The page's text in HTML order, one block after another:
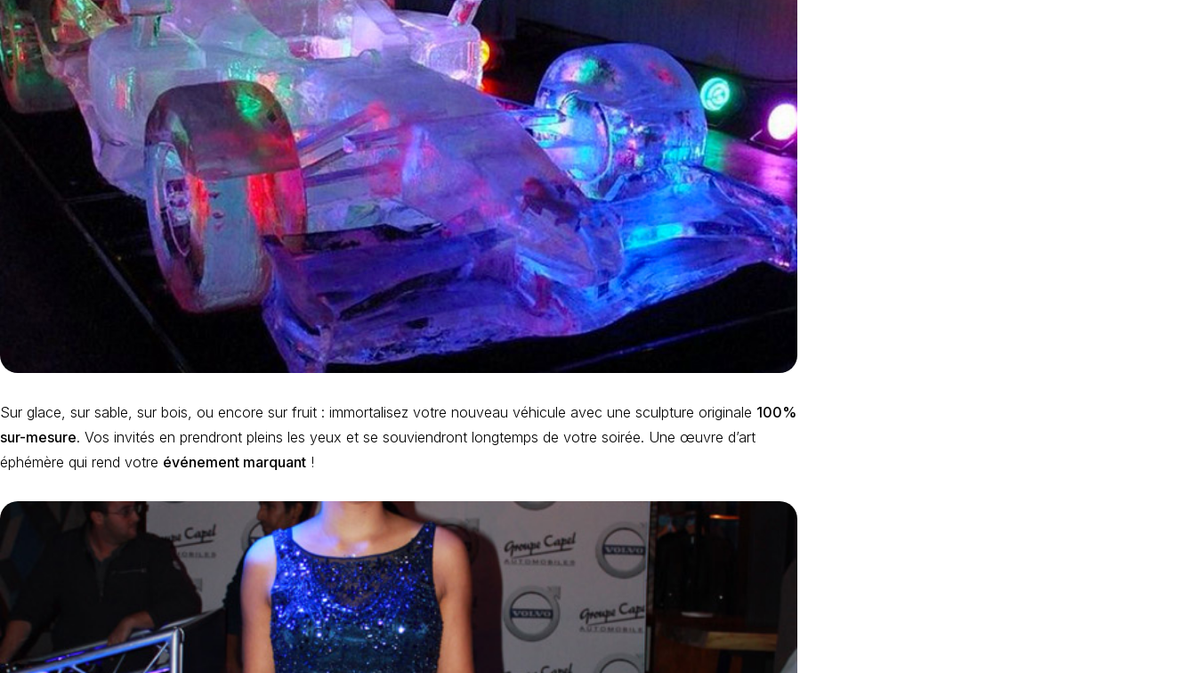
Sur glace, sur sable, sur bois, ou encore sur fruit : immortalisez votre nouveau véhicule avec une sculpture originale 100%
sur-mesure. Vos invités en prendront pleins les yeux et se souviendront longtemps de votre soirée. Une œuvre d’art
éphémère qui rend votre événement marquant !